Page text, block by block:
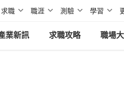
求職 職涯 測驗 學習
業新訊 求職攻略 職場